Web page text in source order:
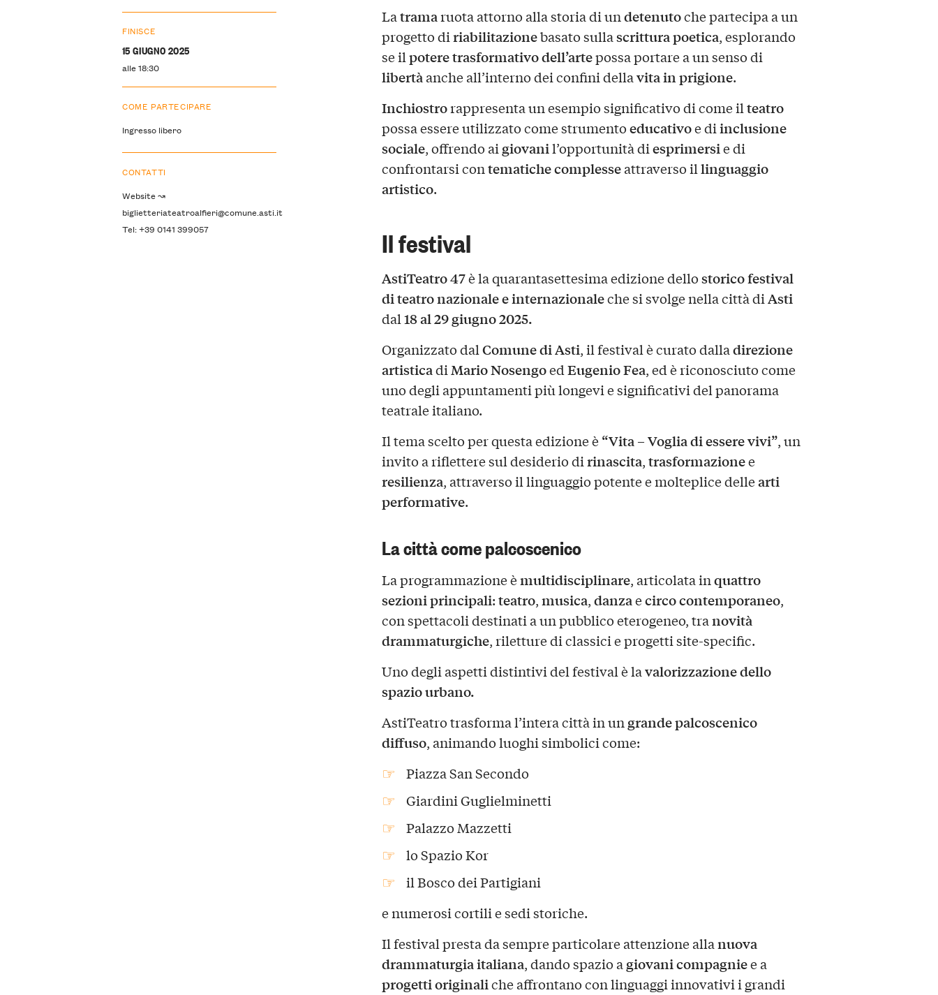
Latramaruota attorno alla storia di undetenutoche partecipa a un
progetto diriabilitazionebasato sullascrittura poetica, esplorando
se ilpotere trasformativo dell’artepossa portare a un senso di
libertàanche all’interno dei confini dellavita in prigione.
Inchiostrorappresenta un esempio significativo di come ilteatro
possa essere utilizzato come strumentoeducativoe diinclusione
sociale, offrendo ai giovanil’opportunità diesprimersie di
confrontarsi contematiche complesseattraverso illinguaggio
artistico.
Il festival
AstiTeatro 47è la quarantasettesima edizione dellostorico festival
di teatro nazionale e internazionaleche si svolge nella città diAsti
dal18 al 29 giugno 2025.
Organizzato dalComune di Asti, il festival è curato dalladirezione
artisticadiMario Nosengoed Eugenio Fea, ed è riconosciuto come
uno degli appuntamenti più longevi e significativi del panorama
teatrale italiano.
Il tema scelto per questa edizione è“Vita – Voglia di essere vivi”, un
invito a riflettere sul desiderio dirinascita,trasformazionee
resilienza, attraverso il linguaggio potente e molteplice dellearti
performative.
La città come palcoscenico
La programmazione èmultidisciplinare, articolata inquattro
sezioni principali:teatro,musica,danzaecirco contemporaneo,
con spettacoli destinati a un pubblico eterogeneo, tranovità
drammaturgiche, riletture di classici e progetti site-specific.
Uno degli aspetti distintivi del festival è lavalorizzazione dello
spazio urbano.
AstiTeatro trasforma l’intera città in ungrande palcoscenico
diffuso, animando luoghi simbolici come:
Piazza San Secondo
Giardini Guglielminetti
Palazzo Mazzetti
lo Spazio Kor
il Bosco dei Partigiani
e numerosi cortili e sedi storiche.
Il festival presta da sempre particolare attenzione allanuova
drammaturgia italiana, dando spazio a giovani compagniee a
progetti originaliche affrontano con linguaggi innovativi i grandi
FINISCE
15 GIUGNO 2025
alle 18:30
COME PARTECIPARE
Ingresso libero
CONTATTI
Website ↝
biglietteriateatroalfieri@comune.asti.it
Tel: +39 0141 399057